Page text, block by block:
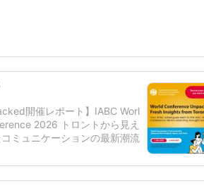
開催レポート】IABC Worl
2026 トロントから見え
コミュニケーションの最新潮流